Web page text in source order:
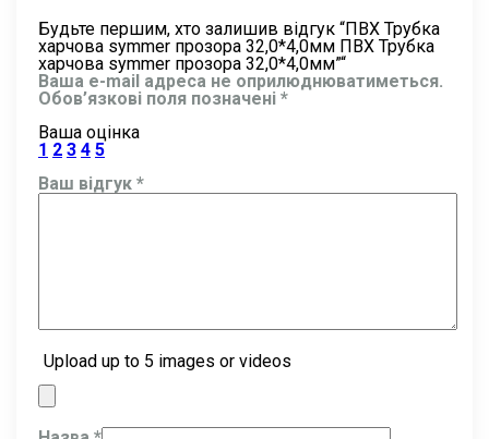
Будьте першим, хто залишив відгук “ПВХ Трубка
харчова symmer прозора 32,0*4,0мм ПВХ Трубка
харчова symmer прозора 32,0*4,0мм”“
Ваша e-mail адреса не оприлюднюватиметься.
Обов’язкові поля позначені *
Ваша оцінка
1 2 3 4 5
Ваш відгук *
Upload up to 5 images or videos